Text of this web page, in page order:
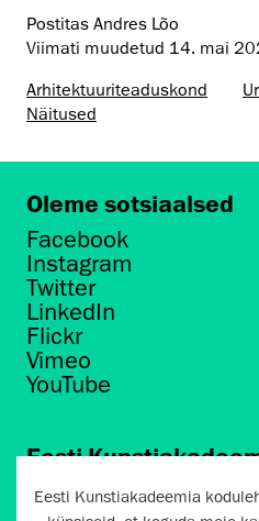
Postitas Andres Lõo
Viimati muudetud 14. mai
Arhitektuuri­teaduskond
Näitused
Oleme sotsiaalsed
Facebook
Instagram
Twitter
LinkedIn
Flickr
Vimeo
YouTube
Eesti
Põhja puiestee 7
Eesti Kunstiakadeemia